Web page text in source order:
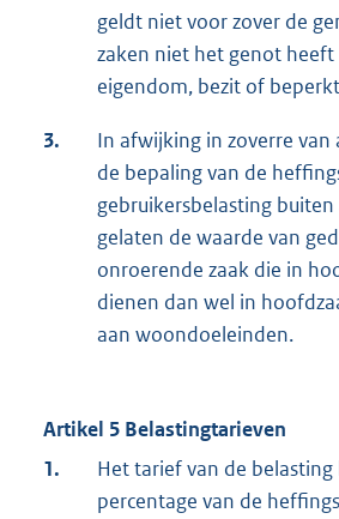
geldt niet voor zover de
zaken niet het genot heeft
eigendom, bezit of
3.
In afwijking in zoverre
de bepaling van de
gebruikersbelasting
gelaten de waarde van
onroerende zaak die in
dienen dan wel in
aan woondoeleinden.
Artikel 5 Belastingtarieven
1.
Het tarief van de
percentage van de